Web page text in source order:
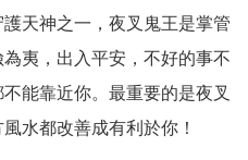
天神之一，夜叉鬼王是掌管
夷，出入平安，不好的事不
能靠近你。最重要的是夜叉
水都改善成有利於你！